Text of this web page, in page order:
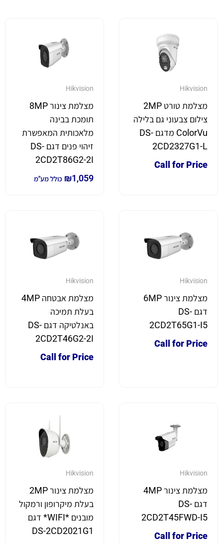
Hikvision
מצלמת טורט 2MP
צילום צבעוני גם בלילה
ColorVu מדגם DS-
2CD2327G1-L
Call for Price
Hikvision
מצלמת צינור 8MP
תומכת בבינה
מלאכותית המאפשרת
זיהוי פנים דגם DS-
2CD2T86G2-2I
₪1,059 כולל מע"מ
Hikvision
מצלמת צינור 6MP
דגם DS-
2CD2T65G1-I5
Call for Price
Hikvision
מצלמת אבטחה 4MP
בעלת תמיכה
באנלטיקה דגם DS-
2CD2T46G2-2I
Call for Price
Hikvision
מצלמת צינור 4MP
דגם DS-
2CD2T45FWD-I5
Call for Price
Hikvision
מצלמת צינור 2MP
בעלת מיקרופון ורמקול
מובנים *WIFI* דגם
DS-2CD2021G1